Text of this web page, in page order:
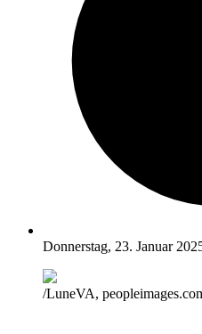
Donnerstag, 23. Januar
/LuneVA,